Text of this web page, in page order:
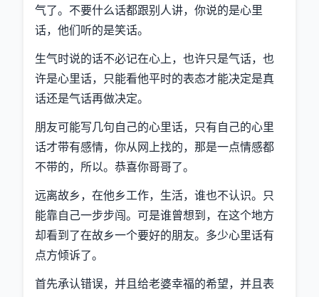
气了。不要什么话都跟别人讲，你说的是心里
话，他们听的是笑话。
生气时说的话不必记在心上，也许只是气话，也
许是心里话，只能看他平时的表态才能决定是真
话还是气话再做决定。
朋友可能写几句自己的心里话，只有自己的心里
话才带有感情，你从网上找的，那是一点情感都
不带的，所以。恭喜你哥哥了。
远离故乡，在他乡工作，生活，谁也不认识。只
能靠自己一步步闯。可是谁曾想到，在这个地方
却看到了在故乡一个要好的朋友。多少心里话有
点方倾诉了。
首先承认错误，并且给老婆幸福的希望，并且表